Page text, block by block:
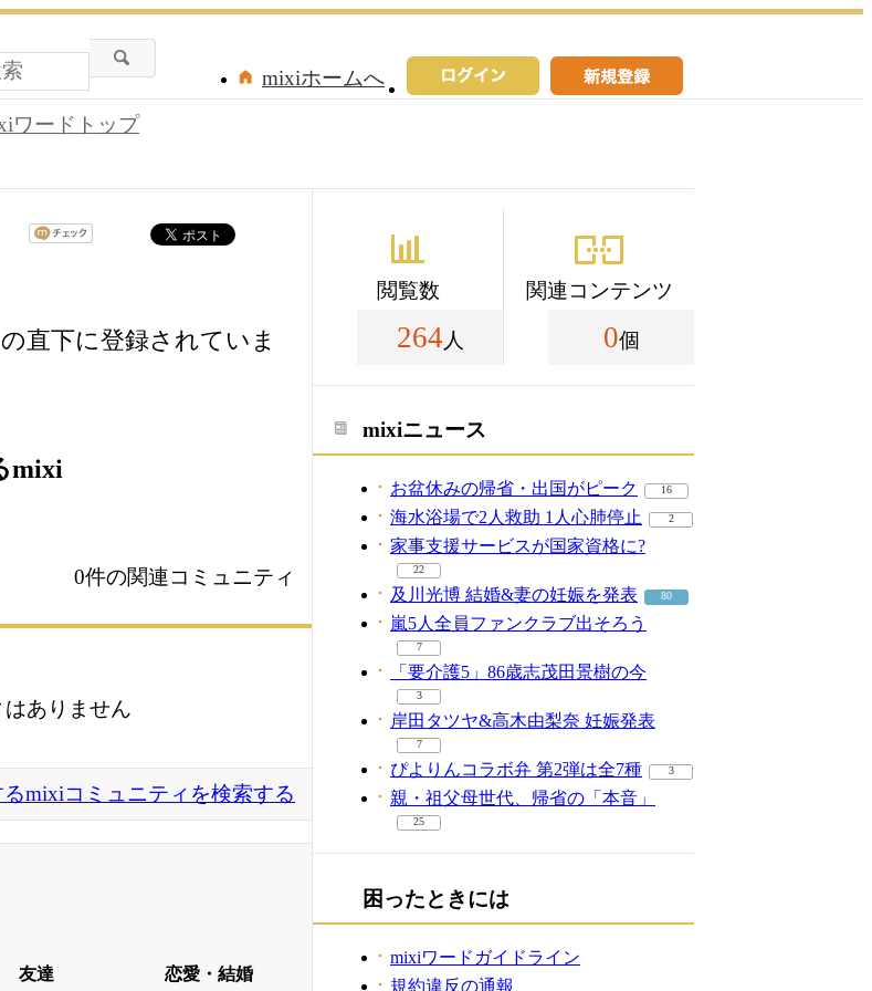
mixiホームへ
ワードトップ
直下に登録されていま
mixi
0件の関連コミュニティ
ありません
mixiコミュニティを検索する
友達 恋愛・結婚
閲覧数
264 人
関連コンテンツ
0個
mixiニュース
お盆休みの帰省・出国がピーク 16
海水浴場で2人救助 1人心肺停止 2
家事支援サービスが国家資格に?
22
及川光博 結婚&妻の妊娠を発表 80
嵐5人全員ファンクラブ出そろう
7
「要介護5」86歳志茂田景樹の今
3
岸田タツヤ&高木由梨奈 妊娠発表
7
ぴよりんコラボ弁 第2弾は全7種 3
親・祖父母世代、帰省の「本音」
25
困ったときには
mixiワードガイドライン
規約違反の通報